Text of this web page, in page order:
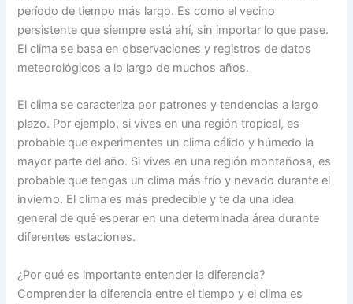
período de tiempo más largo. Es como el vecino
persistente que siempre está ahí, sin importar lo que pase.
El clima se basa en observaciones y registros de datos
meteorológicos a lo largo de muchos años.
El clima se caracteriza por patrones y tendencias a largo
plazo. Por ejemplo, si vives en una región tropical, es
probable que experimentes un clima cálido y húmedo la
mayor parte del año. Si vives en una región montañosa, es
probable que tengas un clima más frío y nevado durante el
invierno. El clima es más predecible y te da una idea
general de qué esperar en una determinada área durante
diferentes estaciones.
¿Por qué es importante entender la diferencia?
Comprender la diferencia entre el tiempo y el clima es